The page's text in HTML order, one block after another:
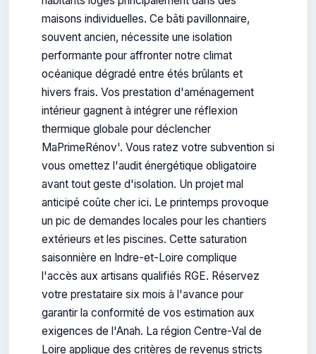
maisons individuelles. Ce bâti pavillonnaire,
souvent ancien, nécessite une isolation
performante pour affronter notre climat
océanique dégradé entre étés brûlants et
hivers frais. Vos prestation d'aménagement
intérieur gagnent à intégrer une réflexion
thermique globale pour déclencher
MaPrimeRénov'. Vous ratez votre subvention si
vous omettez l'audit énergétique obligatoire
avant tout geste d'isolation. Un projet mal
anticipé coûte cher ici. Le printemps provoque
un pic de demandes locales pour les chantiers
extérieurs et les piscines. Cette saturation
saisonnière en Indre-et-Loire complique
l'accès aux artisans qualifiés RGE. Réservez
votre prestataire six mois à l'avance pour
garantir la conformité de vos estimation aux
exigences de l'Anah. La région Centre-Val de
Loire applique des critères de revenus stricts